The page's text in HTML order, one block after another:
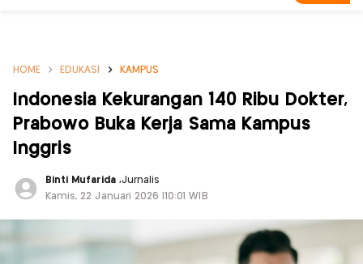
HOME EDUKASI KAMPUS
Indonesia Kekurangan 140 Ribu Dokter,
Prabowo Buka Kerja Sama Kampus
Inggris
Binti Mufarida ,Jurnalis
Kamis, 22 Januari 2026 |10:01 WIB